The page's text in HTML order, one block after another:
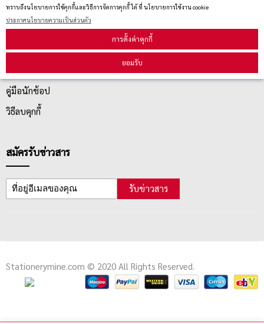
ทราบถึงนโยบายการใช้คุกกี้และวิธีการจัดการคุกกี้ ได้ ที่ นโยบายการใช้งาน cookie
ประกาศนโยบายความเป็นส่วนตัว
การตั้งค่าคุกกี้
ยอมรับ
บริการลูกค้า
คู่มือนักช้อป
วิธีลบคุกกี้
สมัครรับข่าวสาร
รับข่าวสาร
Stationerymine.com © 2020 All Rights Reserved.